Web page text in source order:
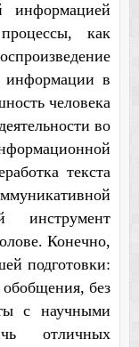
информацией
как
информации в
человека
во
текста
инструмент
Конечно,
подготовки:
без
с научными
отличных